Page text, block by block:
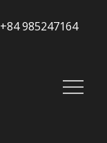
+84 985247164